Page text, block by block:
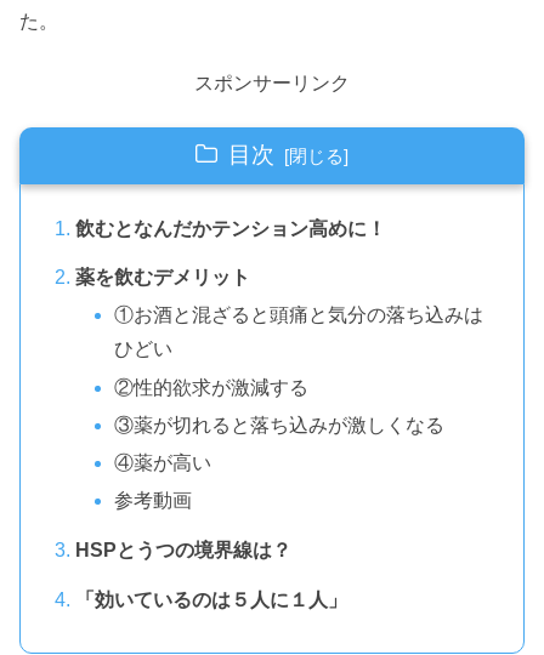
た。
スポンサーリンク
目次
飲むとなんだかテンション高めに！
薬を飲むデメリット
①お酒と混ざると頭痛と気分の落ち込みは
ひどい
②性的欲求が激減する
③薬が切れると落ち込みが激しくなる
④薬が高い
参考動画
HSPとうつの境界線は？
「効いているのは５人に１人」